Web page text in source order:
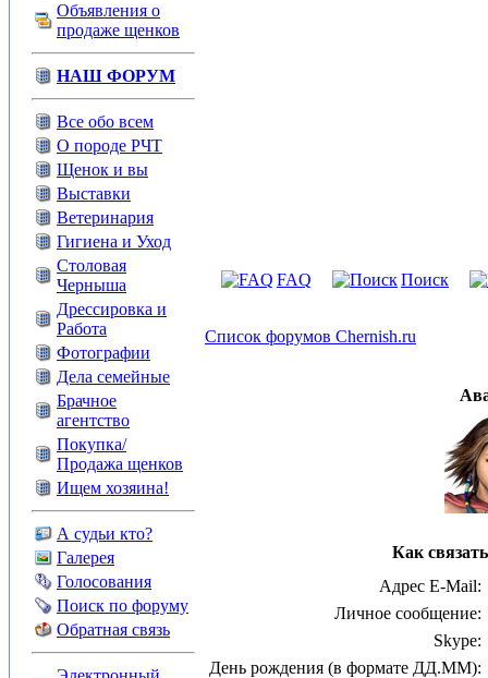
Объявления о
продаже щенков
НАШ ФОРУМ
Все обо всем
О породе РЧТ
Щенок и вы
Выставки
Ветеринария
Гигиена и Уход
Столовая
Черныша
Дрессировка и
Работа
Фотографии
Дела семейные
Брачное
агентство
Покупка/
Продажа щенков
Ищем хозяина!
А судьи кто?
Галерея
Голосования
Поиск по форуму
Обратная связь
FAQ Поиск
Список форумов Chernish.ru
Как
Адрес E-Mail:
Личное сообщение:
Skype:
День рождения (в формате ДД.ММ):